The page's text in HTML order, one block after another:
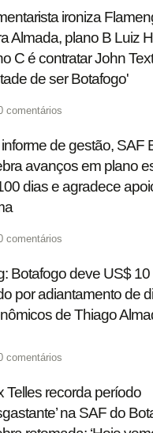
ironiza
Almada, plano B Luiz
C é contratar John
de ser Botafogo'
comentários
de gestão, SAF
avanços em plano
dias e agradece
comentários
Botafogo deve US$
por adiantamento de
de Thiago
comentários
Telles recorda período
na SAF do